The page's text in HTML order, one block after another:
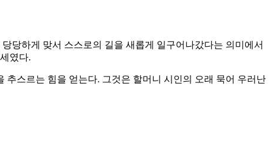
당하게 맞서 스스로의 길을 새롭게 일구어나갔다는 의미에서
였다.
스르는 힘을 얻는다. 그것은 할머니 시인의 오래 묵어 우러난